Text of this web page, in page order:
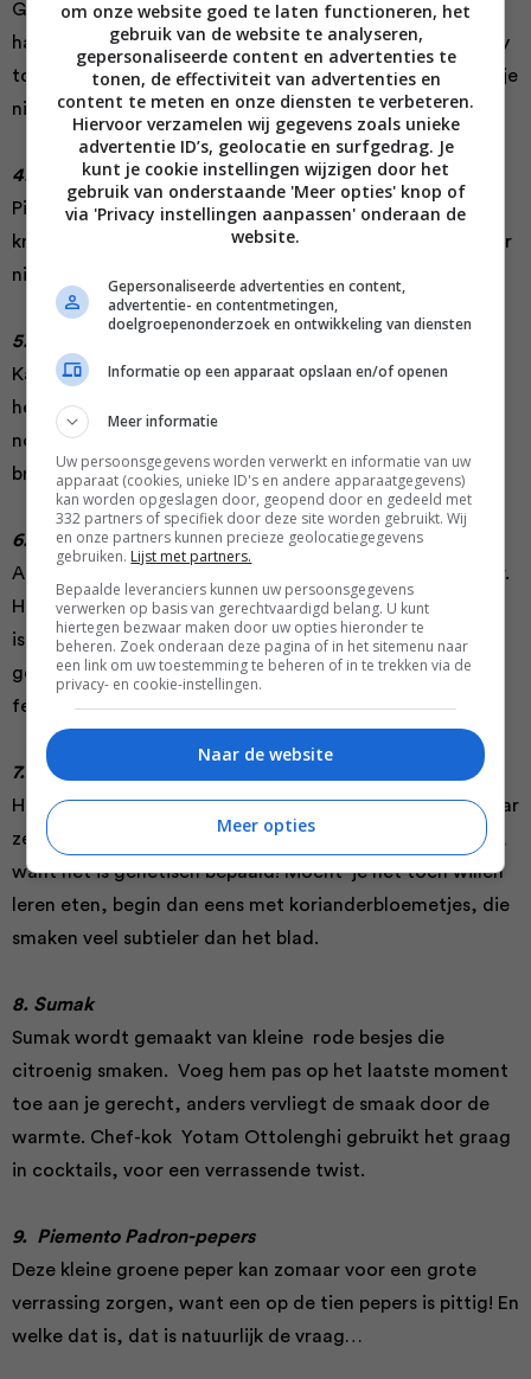
Gember helpt tegen allerlei kwaaltjes, maar is vooral
hartstikke lekker! Van gemberkoek tot -thee en van curry
tot roerbakgerecht, als je de smaak te pakken hebt, wil je
niet anders meer.
4. Piment
Piment smaakt naar een mengelmoes van kaneel,
kruidnagel, kardemom, nootmuskaat en peper. Niet voor
niets heet het in het Engels ‘allspice’.
5. Kardemom
Kardemom is een van de duurste specerijen. Gelukkig is
het heel sterk van smaak en heb je er maar weinig van
nodig. In Scandinavië maken ze er de heerlijkste zoete
broodjes mee.
6. Gedroogde anchopeper
Anchopeper is de gedroogde vorm van de poblanopeper.
Hij is niet té heet en smaakt een beetje fruitig. In Mexico
is deze peper favoriet, waar hij onder andere wordt
gebruikt om mole mee te maken, een Mexicaanse
feestsaus.
7. Koriander
Hoor jij bij de groep mensen die vinden dat koriander naar
zeep smaakt? Nou, daar kun je helemaal niets aan doen,
want het is genetisch bepaald! Mocht je het toch willen
leren eten, begin dan eens met korianderbloemetjes, die
smaken veel subtieler dan het blad.
8. Sumak
Sumak wordt gemaakt van kleine rode besjes die
citroenig smaken. Voeg hem pas op het laatste moment
toe aan je gerecht, anders vervliegt de smaak door de
warmte. Chef-kok Yotam Ottolenghi gebruikt het graag
in cocktails, voor een verrassende twist.
9. Piemento Padron-pepers
Deze kleine groene peper kan zomaar voor een grote
verrassing zorgen, want een op de tien pepers is pittig! En
welke dat is, dat is natuurlijk de vraag…
om onze website goed te laten functioneren, het
gebruik van de website te analyseren,
gepersonaliseerde content en advertenties te
tonen, de effectiviteit van advertenties en
content te meten en onze diensten te verbeteren.
Hiervoor verzamelen wij gegevens zoals unieke
advertentie ID’s, geolocatie en surfgedrag. Je
kunt je cookie instellingen wijzigen door het
gebruik van onderstaande 'Meer opties' knop of
via 'Privacy instellingen aanpassen' onderaan de
website.
Gepersonaliseerde advertenties en content,
advertentie- en contentmetingen,
doelgroepenonderzoek en ontwikkeling van diensten
Informatie op een apparaat opslaan en/of openen
Meer informatie
Uw persoonsgegevens worden verwerkt en informatie van uw
apparaat (cookies, unieke ID's en andere apparaatgegevens)
kan worden opgeslagen door, geopend door en gedeeld met
332 partners of specifiek door deze site worden gebruikt. Wij
en onze partners kunnen precieze geolocatiegegevens
gebruiken. Lijst met partners.
Bepaalde leveranciers kunnen uw persoonsgegevens
verwerken op basis van gerechtvaardigd belang. U kunt
hiertegen bezwaar maken door uw opties hieronder te
beheren. Zoek onderaan deze pagina of in het sitemenu naar
een link om uw toestemming te beheren of in te trekken via de
privacy- en cookie-instellingen.
Naar de website
Meer opties